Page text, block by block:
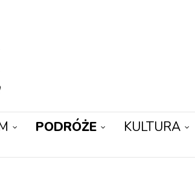
PODRÓŻE KULTURA